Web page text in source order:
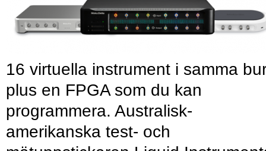
16 virtuella instrument i samma
plus en FPGA som du kan
programmera. Australisk-
amerikanska test- och